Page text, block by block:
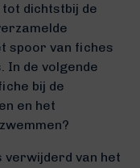
dichtstbij de
spoor van fiches
In de volgende
bij de
en het
verwijderd van het